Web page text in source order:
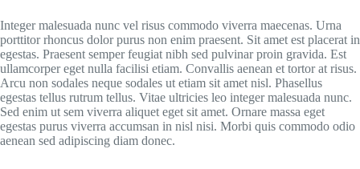
Integer malesuada nunc vel risus commodo viverra maecenas. Urna
porttitor rhoncus dolor purus non enim praesent. Sit amet est placerat in
egestas. Praesent semper feugiat nibh sed pulvinar proin gravida. Est
ullamcorper eget nulla facilisi etiam. Convallis aenean et tortor at risus.
Arcu non sodales neque sodales ut etiam sit amet nisl. Phasellus
egestas tellus rutrum tellus. Vitae ultricies leo integer malesuada nunc.
Sed enim ut sem viverra aliquet eget sit amet. Ornare massa eget
egestas purus viverra accumsan in nisl nisi. Morbi quis commodo odio
aenean sed adipiscing diam donec.